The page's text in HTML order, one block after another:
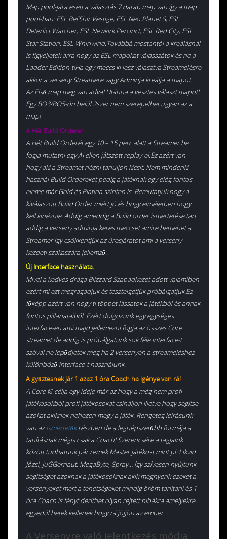
Map pool-jára esett a választás.7 darab map van így a map
pool-ban: ESL Bel’Shir Vestige, ESL Neo Planet S, ESL
Deterlict Watcher, ESL Newkirk Percinct, ESL Red City, ESL
Star Station, ESL Whirlwind.Továbbá mostantól a kreálásnál
is figyeljetek arra hogy az ESL mapokat válasszátok és ne a
Ladder Edition-t!Ha egy meccs ki lesz választva Streamelésre
akkor a verseny Streamere vagy Adminja kreálja a mapot.
Az Első map meg van adva! Utánna a vesztes választ mapot!
Egy BO3/BO5-ön belül 2szer nem szerepelhet ugyan az a
map!
A Hét Build Ordere!
A Hét Build Orderét egy 10 – 15 perc alatt a Streamer be
fogja mutatni egy AI ellen játszott replay-el.Ez azért van
hogy aki a Streamet nézni tanuljon kicsit. Nem mindenki
használ Build Ordereket pedig a játéknak egy elég fontos
eleme már Gold és Platina szinten is. Bemutatjuk hogy a
kiválaszott Build Order miért jó és hogy elméletben hogy
kell kinéznie. Addig ameddig a Build order ismertetése tart
addig a verseny adminja keres meccset amire bemehet a
Streamer így csökkentjük az üresjáratot ami a verseny
kezdeti szakaszára jellemző.
Új Interface használata.
Mivel a kedves drága Blizzard Szabadkezet adott valamiben
ezért mi ezt megragadjuk és tesztelgetjük próbálgatjuk.Ez
főképp azért van hogy ti többet lássatok a játékból és annak
fontos pillanataiból. Ezért dolgozunk egy egységes
interface-en ami majd jellemezni fogja az összes Core
streamet de addig is próbálgatunk sok féle interface-t
szóval ne lepődjetek meg ha 2 versenyen a streameléshez
különböző interface-t használunk.
A győztesnek jár 1 azaz 1 óra Coach ha igénye van rá!
A Core fő célja egy ideje már az hogy a még nem profi
játékosokból profi játékosokat csináljon illetve hogy segítse
azokat akiknek nehezen megy a játék. Rengeteg leírásunk
van azIsmertetőkrészben de a legnépszerűbb formája a
tanításnak mégis csak a Coach! Szerencsére a tagjaink
között tudhatunk pár remek Master játékost mint pl: Likvid
Józsi, JuGGernaut, MegaByte, Spray… így szívesen nyújtunk
segítséget azoknak a játékosoknak akik megnyerik ezeket a
versenyeket mert a tehetségeket mindig öröm tanítani és 1
óra Coach is fényt deríthet olyan rejtett hibákra amelyekre
egyedül hetek kellenek hogy rá jöjjön az ember.
A Versenyre való jelentkezés módja